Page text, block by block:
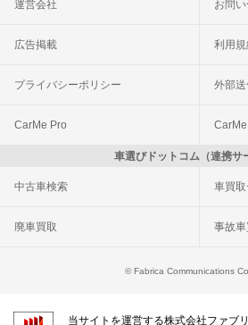
運営会社 お問
広告掲載 利用規
プライバシーポリシー 外部
CarMe Pro
車選びドットコム（連携サ
中古車検索 車買
廃車買取 事故車
© Fabrica Communications
当サイトを運営する株式会社ファブ